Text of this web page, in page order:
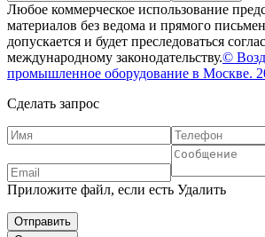
Любое коммерческое использование
материалов без ведома и прямого
допускается и будет преследоваться
международному законодательству.©
промышленное оборудование в Москве.
Сделать запрос
Приложите файл, если есть Удалить